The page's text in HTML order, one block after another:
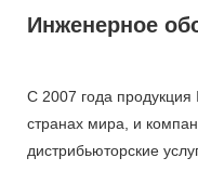
Инженерное
С 2007 года продукция
странах мира, и
дистрибьюторские